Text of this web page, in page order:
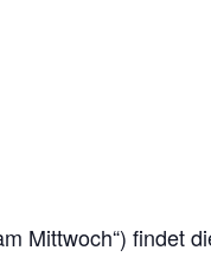
Mittwoch“) findet